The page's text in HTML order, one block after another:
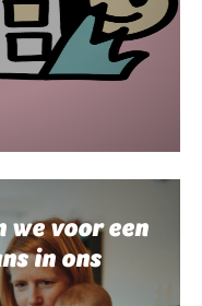
we voor een
in ons